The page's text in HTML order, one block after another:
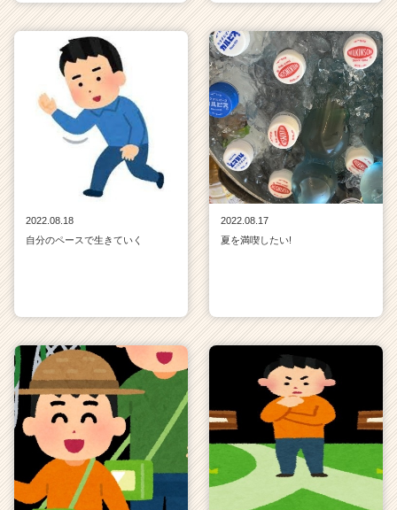
2022.08.18
自分のペースで生きていく
2022.08.17
夏を満喫したい!